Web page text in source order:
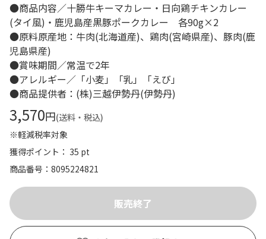
●商品内容／十勝牛キーマカレー・日向鶏チキンカレー
(タイ風)・鹿児島産黒豚ポークカレー 各90g×2
●原料原産地：牛肉(北海道産)、鶏肉(宮崎県産)、豚肉(鹿
児島県産)
●賞味期間／常温で2年
●アレルギー／「小麦」「乳」「えび」
●商品提供者：(株)三越伊勢丹(伊勢丹)
3,570円(送料・税込)
※軽減税率対象
獲得ポイント： 35 pt
商品番号
8095224821